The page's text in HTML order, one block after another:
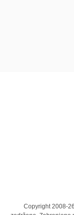
Copyright 2008-